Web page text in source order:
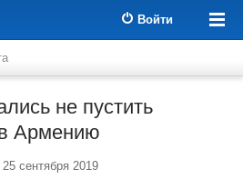
Войти
не пустить
Армению
25 сентября 2019